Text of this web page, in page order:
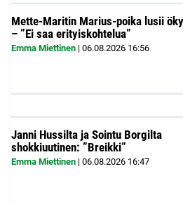
Mette-Maritin Marius-poika lusii
– ”Ei saa erityiskohtelua”
Emma Miettinen | 06.08.2026 16:56
Janni Hussilta ja Sointu Borgilta
shokkiuutinen: ”Breikki”
Emma Miettinen | 06.08.2026 16:47